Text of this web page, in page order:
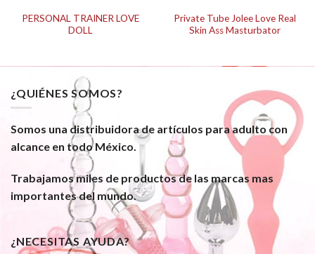
PERSONAL TRAINER LOVE
DOLL
Private Tube Jolee Love Real
Skin Ass Masturbator
¿QUIÉNES SOMOS?
Somos una distribuidora de artículos para adulto con
alcance en todo México.
Trabajamos miles de productos de las marcas mas
importantes del mundo.
¿NECESITAS AYUDA?